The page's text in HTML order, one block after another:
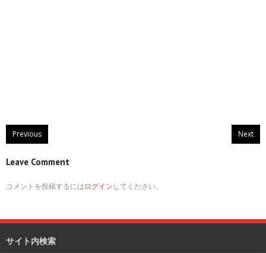
Previous Next
Leave Comment
コメントを投稿するにはログインしてください。
サイト内検索